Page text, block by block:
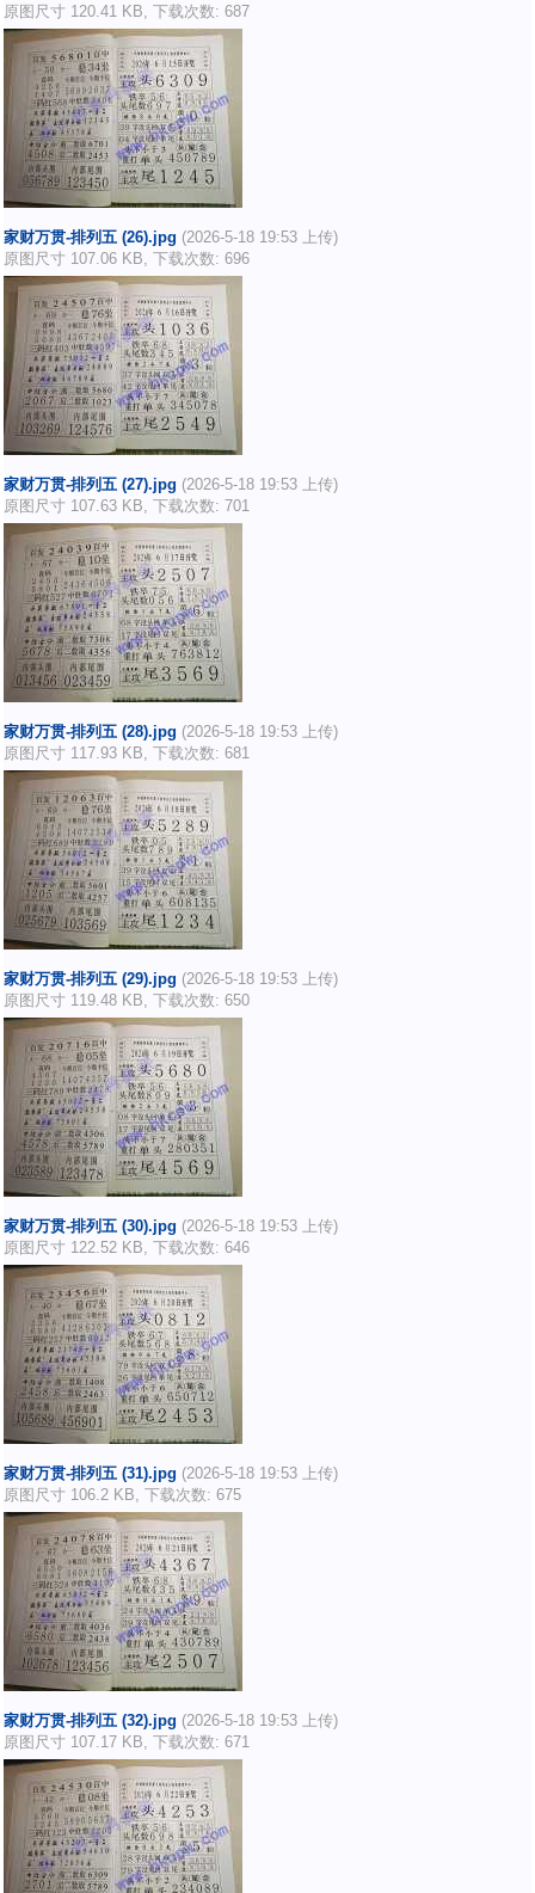
原图尺寸 120.41 KB, 下载次数: 687
家财万贯-排列五 (26).jpg (2026-5-18 19:53 上传)
原图尺寸 107.06 KB, 下载次数: 696
家财万贯-排列五 (27).jpg (2026-5-18 19:53 上传)
原图尺寸 107.63 KB, 下载次数: 701
家财万贯-排列五 (28).jpg (2026-5-18 19:53 上传)
原图尺寸 117.93 KB, 下载次数: 681
家财万贯-排列五 (29).jpg (2026-5-18 19:53 上传)
原图尺寸 119.48 KB, 下载次数: 650
家财万贯-排列五 (30).jpg (2026-5-18 19:53 上传)
原图尺寸 122.52 KB, 下载次数: 646
家财万贯-排列五 (31).jpg (2026-5-18 19:53 上传)
原图尺寸 106.2 KB, 下载次数: 675
家财万贯-排列五 (32).jpg (2026-5-18 19:53 上传)
原图尺寸 107.17 KB, 下载次数: 671